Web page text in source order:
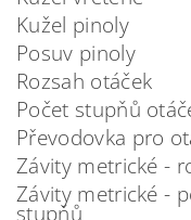
Kužel pinoly
Posuv pinoly
Rozsah otáček
Počet stupňů
Převodovka pro
Závity metrické -
Závity metrické -
stupňů